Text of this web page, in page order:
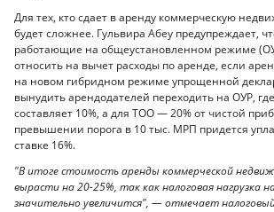
Для тех, кто сдает в аренду коммерческую
будет сложнее. Гульвира Абеу предупреждает,
работающие на общеустановленном режиме
относить на вычет расходы по аренде, если
на новом гибридном режиме упрощенной
вынудить арендодателей переходить на ОУР,
составляет 10%, а для ТОО — 20% от чистой
превышении порога в 10 тыс. МРП придется
ставке 16%.
"В итоге стоимость аренды коммерческой
вырасти на 20-25%, так как налоговая нагрузка
значительно увеличится", — отмечает